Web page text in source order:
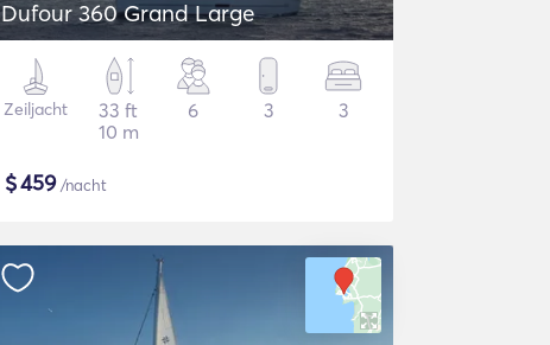
Dufour 360 Grand Large
Zeiljacht
33 ft
10 m
6 3 3
$459/nacht